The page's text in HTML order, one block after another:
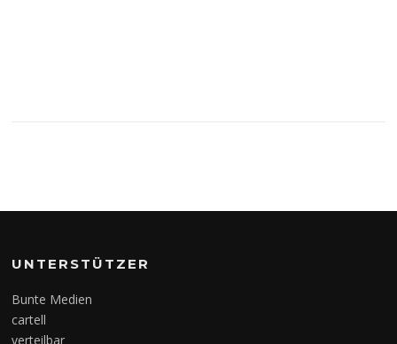
UNTERSTÜTZER
Bunte Medien
cartell
verteilbar